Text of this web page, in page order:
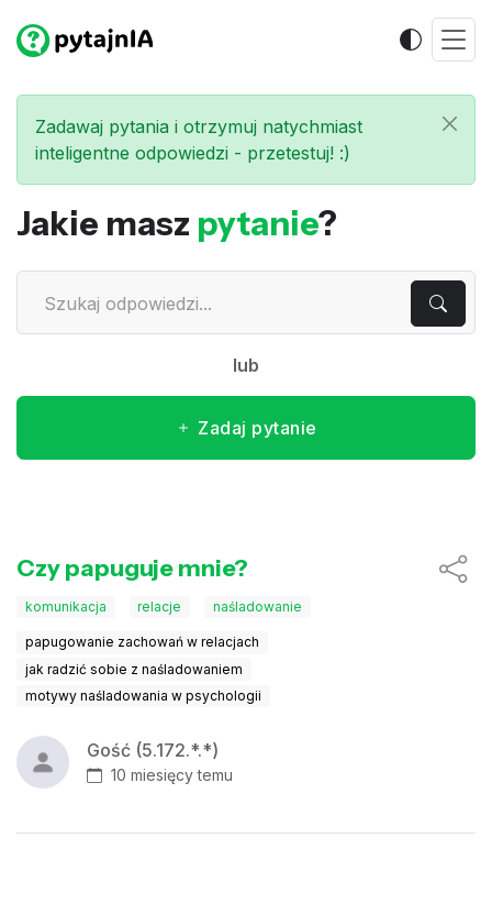
Zadawaj pytania i otrzymuj natychmiast
inteligentne odpowiedzi - przetestuj! :)
Jakie masz pytanie?
lub
Zadaj pytanie
Czy papuguje mnie?
komunikacja relacje naśladowanie
papugowanie zachowań w relacjach
jak radzić sobie z naśladowaniem
motywy naśladowania w psychologii
Gość (5.172.*.*)
10 miesięcy temu